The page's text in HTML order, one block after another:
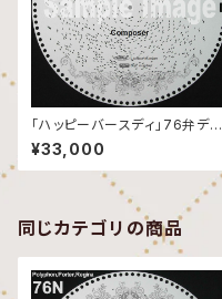
「ハッピーバースディ」76弁ディ
スク
¥33,000
同じカテゴリの商品